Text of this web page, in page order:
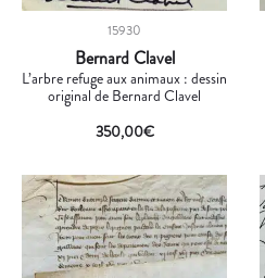
15930
Bernard Clavel
L’arbre refuge aux animaux : dessin
original de Bernard Clavel
350,00€